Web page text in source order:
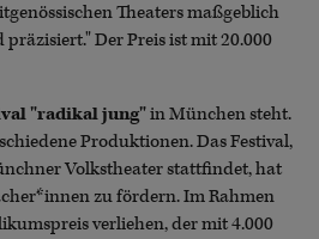
Theaters maßgeblich
Der Preis ist mit 20.000
"radikal jung"in München steht.
Produktionen. Das Festival,
Volkstheater stattfindet, hat
zu fördern. Im Rahmen
verliehen, der mit 4.000